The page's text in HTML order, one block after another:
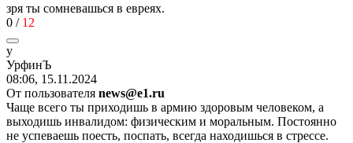
зря ты сомневашься в евреях.
0 / 12
у
УрфинЪ
08:06, 15.11.2024
От пользователя news@e1.ru
Чаще всего ты приходишь в армию здоровым человеком, а
выходишь инвалидом: физическим и моральным. Постоянно
не успеваешь поесть, поспать, всегда находишься в стрессе.